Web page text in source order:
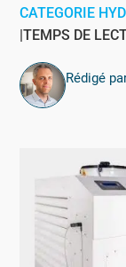
CATEGORIE
TEMPS DE
Rédigé